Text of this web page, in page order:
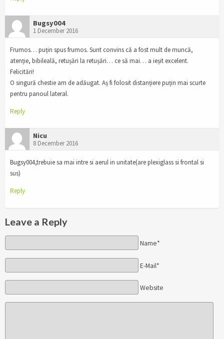
Bugsy004
1 December 2016
Frumos… puțin spus frumos. Sunt convins că a fost mult de muncă,
atenție, bibileală, retușări la retușări… ce să mai… a ieșit excelent.
Felicitări!
O singură chestie am de adăugat. Aș fi folosit distanțiere puțin mai scurte
pentru panoul lateral.
Reply
Nicu
8 December 2016
Bugsy004,trebuie sa mai intre si aerul in unitate(are plexiglass si frontal si
sus)
Reply
Leave a Reply
Name*
E-Mail*
Website